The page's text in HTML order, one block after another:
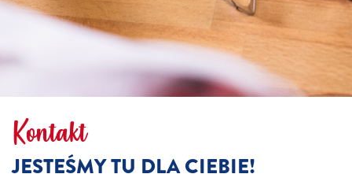
Kontakt
JESTEŚMY TU DLA CIEBIE!